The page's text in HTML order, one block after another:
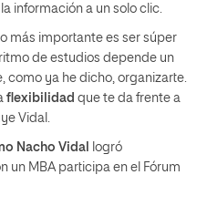
información a un solo clic.
más importante es ser súper
de estudios depende un
ya he dicho, organizarte.
flexibilidad que te da frente a
Vidal.
Nacho Vidal
logró
un MBA participa en el Fórum